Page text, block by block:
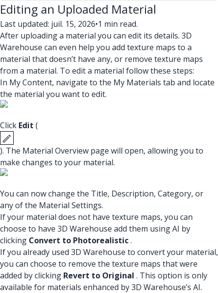
Editing an Uploaded Material
Last updated: juil. 15, 2026•1 min read.
After uploading a material you can edit its details. 3D
Warehouse can even help you add texture maps to a
material that doesn’t have any, or remove texture maps
from a material. To edit a material follow these steps:
In My Content, navigate to the My Materials tab and locate
the material you want to edit.
Click Edit (
). The Material Overview page will open, allowing you to
make changes to your material.
You can now change the Title, Description, Category, or
any of the Material Settings.
If your material does not have texture maps, you can
choose to have 3D Warehouse add them using AI by
clicking Convert to Photorealistic.
If you already used 3D Warehouse to convert your material,
you can choose to remove the texture maps that were
added by clicking Revert to Original . This option is only
available for materials enhanced by 3D Warehouse’s AI.